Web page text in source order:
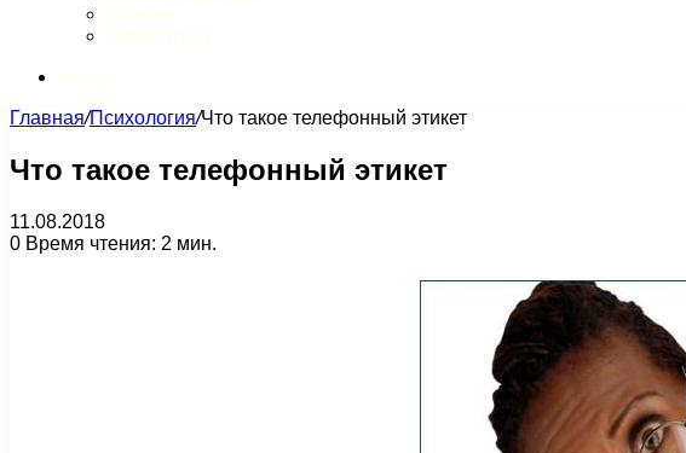
Главная/Психология/Что такое телефонный этикет
Что такое телефонный этикет
11.08.2018
0 Время чтения: 2 мин.